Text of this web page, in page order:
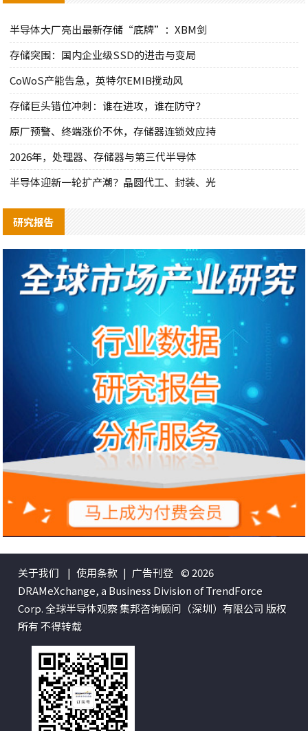
半导体大厂亮出最新存储“底牌”：XBM剑
存储突围：国内企业级SSD的进击与变局
CoWoS产能告急，英特尔EMIB搅动风
存储巨头错位冲刺：谁在进攻，谁在防守？
原厂预警、终端涨价不休，存储器连锁效应持
2026年，处理器、存储器与第三代半导体
半导体迎新一轮扩产潮？晶圆代工、封装、光
研究报告
关于我们 | 使用条款 | 广告刊登 © 2026
DRAMeXchange, a Business Division of TrendForce
Corp. 全球半导体观察 集邦咨询顾问（深圳）有限公司 版权
所有 不得转载